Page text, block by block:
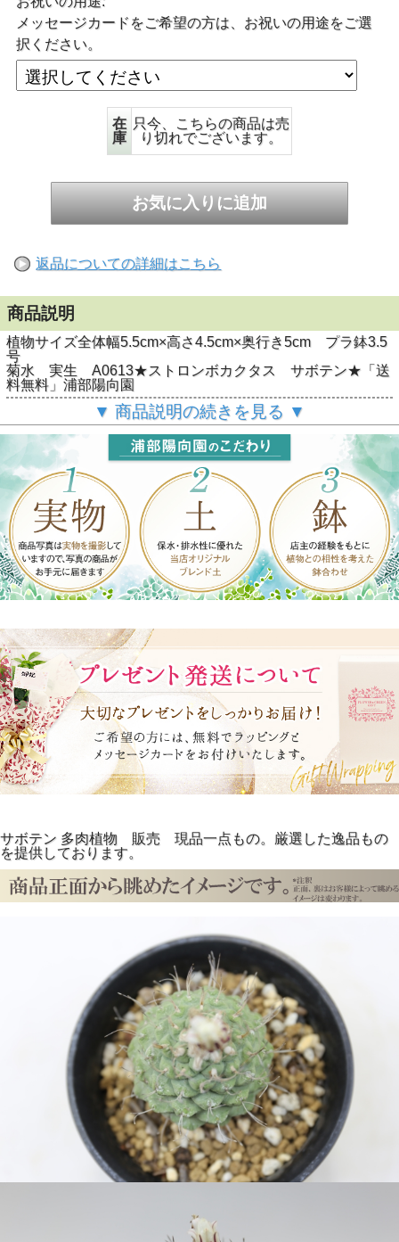
メッセージカードをご希望の方は、お祝いの用途をご選
択ください。
在
庫
只今、こちらの商品は売
り切れでございます。
返品についての詳細はこちら
商品説明
植物サイズ全体幅5.5cm×高さ4.5cm×奥行き5cm プラ鉢3.5
号
菊水 実生 A0613★ストロンボカクタス サボテン★「送
料無料」浦部陽向園
▼ 商品説明の続きを見る ▼
サボテン 多肉植物 販売 現品一点もの。厳選した逸品もの
を提供しております。